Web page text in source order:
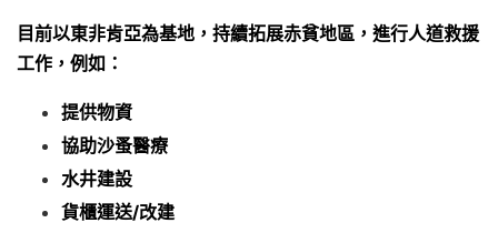
目前以東非肯亞為基地，持續拓展赤貧地區，進行人道救援
工作，例如：
提供物資
協助沙蚤醫療
水井建設
貨櫃運送/改建